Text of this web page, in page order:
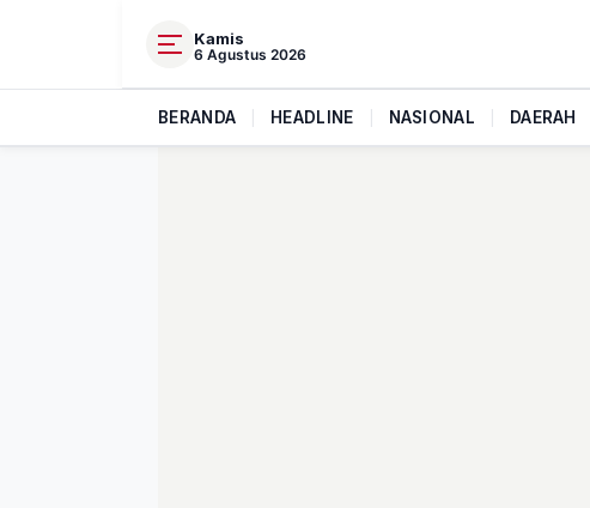
Kamis
6 Agustus 2026
BERANDA HEADLINE NASIONAL DAERAH